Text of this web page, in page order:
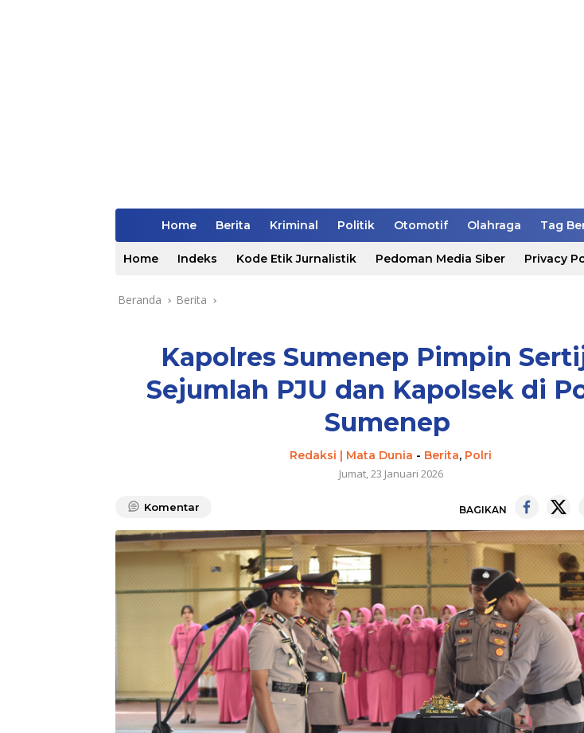
Home Berita Kriminal Politik Otomotif Olahraga Tag
Home Indeks Kode Etik Jurnalistik Pedoman Media Siber Privacy
Beranda Berita
Kapolres Sumenep Pimpin
Sejumlah PJU dan Kapolsek di
Sumenep
Redaksi | Mata Dunia - Berita, Polri
Jumat, 23 Januari 2026
Komentar BAGIKAN